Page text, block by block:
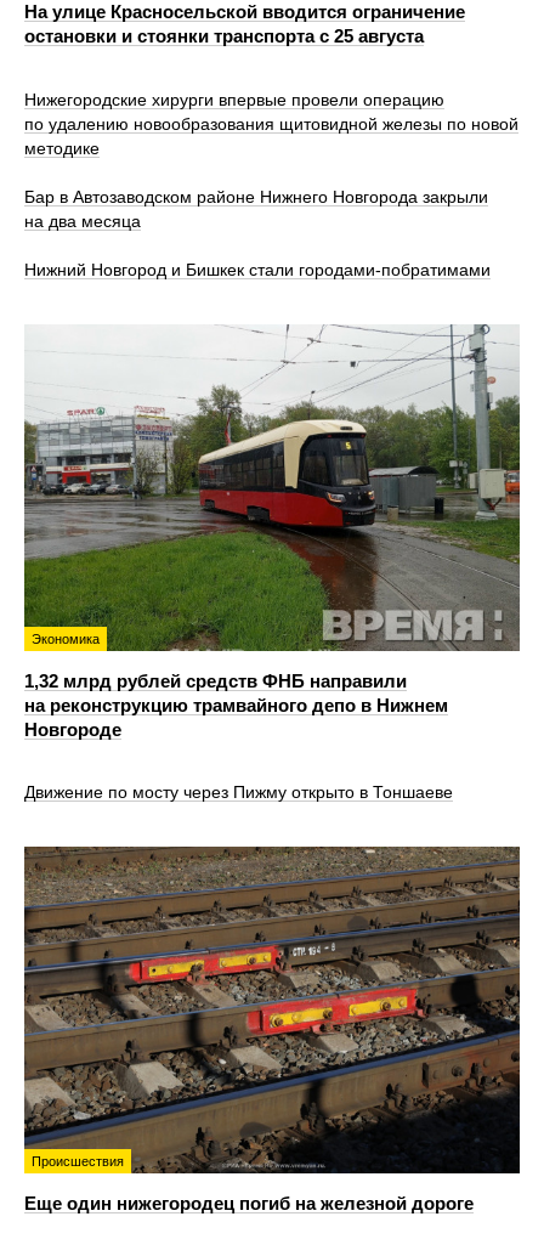
На улице Красносельской вводится ограничение
остановки и стоянки транспорта с 25 августа
Нижегородские хирурги впервые провели операцию
по удалению новообразования щитовидной железы по новой
методике
Бар в Автозаводском районе Нижнего Новгорода закрыли
на два месяца
Нижний Новгород и Бишкек стали городами-побратимами
Экономика
1,32 млрд рублей средств ФНБ направили
на реконструкцию трамвайного депо в Нижнем
Новгороде
Движение по мосту через Пижму открыто в Тоншаеве
Происшествия
Еще один нижегородец погиб на железной дороге